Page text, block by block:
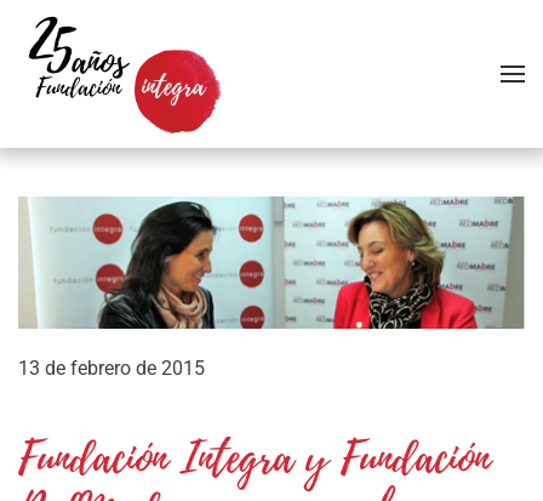
Skip to main content
13 de febrero de 2015
Fundación Integra y Fundación